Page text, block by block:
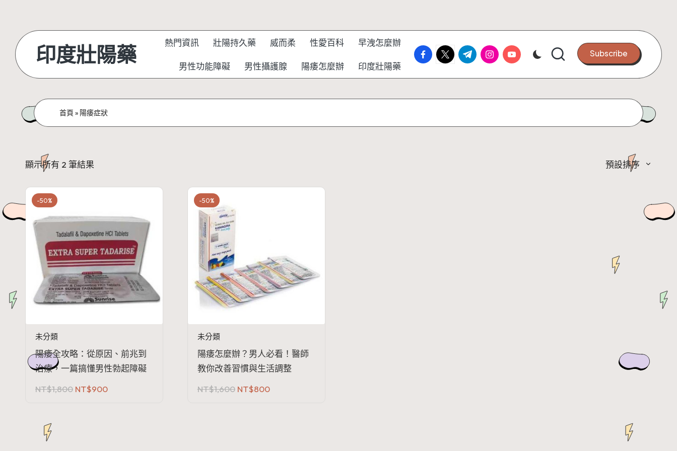
content
印度壯陽藥 熱門資訊 壯陽持久藥 威而柔 性愛百科 早洩怎麼辦
男性功能障礙 男性攝護腺 陽痿怎麼辦 印度壯陽藥
facebook.com
twitter.com
t.me instagram.com
youtube.com Subscribe
首頁 » 陽痿症狀
顯示所有 2 筆結果 預設排序
-50%
未分類
陽痿全攻略：從原因、前兆到
治療，一篇搞懂男性勃起障礙
NT$1,800 原
NT$900目
-50%
未分類
陽痿怎麼辦？男人必看！醫師
教你改善習慣與生活調整
NT$1,600 原
NT$800目